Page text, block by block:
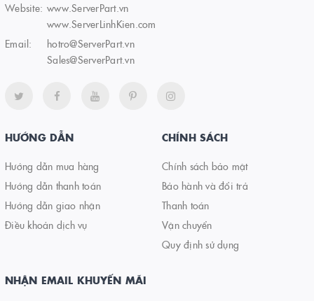
Website: www.ServerPart.vn
www.ServerLinhKien.com
Email:
hotro@ServerPart.vn
Sales@ServerPart.vn
HƯỚNG DẪN
Hướng dẫn mua hàng
Hướng dẫn thanh toán
Hướng dẫn giao nhận
Điều khoản dịch vụ
CHÍNH SÁCH
Chính sách bảo mật
Bảo hành và đổi trả
Thanh toán
Vận chuyển
Quy định sử dụng
NHẬN EMAIL KHUYẾN MÃI